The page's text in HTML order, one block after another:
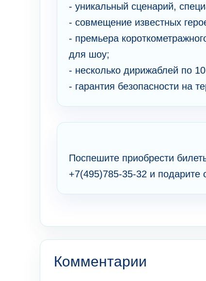
- уникальный сценарий,
- совмещение известных
- премьера
для шоу;
- несколько дирижаблей по
- гарантия безопасности на
Поспешите приобрести
+7(495)785-35-32 и подарите
Комментарии